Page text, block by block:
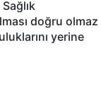
doğru olmaz
yerine